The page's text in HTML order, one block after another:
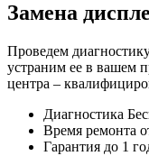
Замена
Проведем
устраним ее в вашем
центра –
Диагностика
Время ремонта
Гарантия до 1